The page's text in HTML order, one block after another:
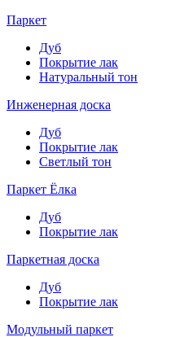
Паркет
Дуб
Покрытие лак
Натуральный тон
Инженерная доска
Дуб
Покрытие лак
Светлый тон
Паркет Ёлка
Дуб
Покрытие лак
Паркетная доска
Дуб
Покрытие лак
Модульный паркет